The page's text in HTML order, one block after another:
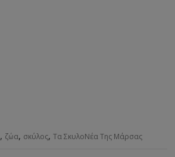
, ζώα, σκύλος, Τα ΣκυλοΝέα Της Μάρσας